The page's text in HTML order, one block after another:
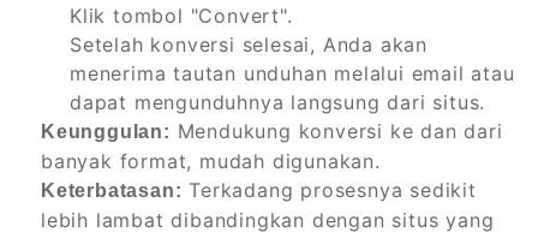
Klik tombol "Convert".
Setelah konversi selesai, Anda akan
menerima tautan unduhan melalui email atau
dapat mengunduhnya langsung dari situs.
Keunggulan: Mendukung konversi ke dan dari
banyak format, mudah digunakan.
Keterbatasan: Terkadang prosesnya sedikit
lebih lambat dibandingkan dengan situs yang